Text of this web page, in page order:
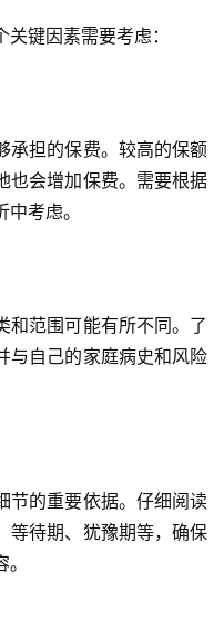
键因素需要考虑：
承担的保费。较高的保额
也会增加保费。需要根据
考虑。
和范围可能有所不同。了
与自己的家庭病史和风险
节的重要依据。仔细阅读
等待期、犹豫期等，确保